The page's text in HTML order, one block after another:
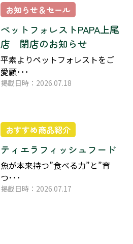
お知らせ＆セール
ペットフォレストPAPA上尾
店 閉店のお知らせ
平素よりペットフォレストをご
愛顧･･･
掲載日時：2026.07.18
おすすめ商品紹介
ティエラフィッシュフード
魚が本来持つ”食べる力”と”育
つ･･･
掲載日時：2026.07.17